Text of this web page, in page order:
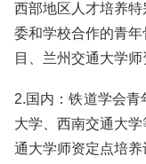
西部地区人才培养
委和学校合作的青
目、兰州交通大学师
2.国内：铁道学会
大学、西南交通大
通大学师资定点培养